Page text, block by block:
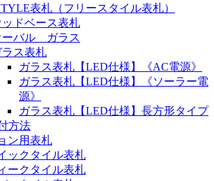
表札（フリースタイル表札）
ッドベース表札
ーバル ガラス
ラス表札
ガラス表札【LED仕様】《AC電源》
ガラス表札【LED仕様】《ソーラー電
源》
ガラス表札【LED仕様】長方形タイプ
方法
ン用表札
ックタイル表札
ークタイル表札